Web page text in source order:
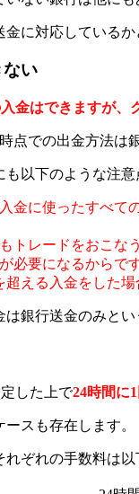
に対応している
い
金はできますが、
点での出金方法は
以下のような注意
金に使ったすべ
トレードをおこ
必要になるからです
える入金をした
銀行送金のみと
した上で24時間に
スも存在します。
ぞれの手数料は以